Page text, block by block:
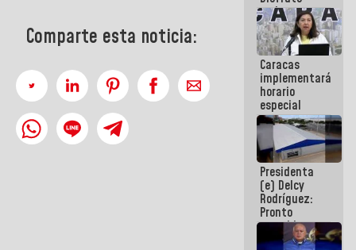
Comparte esta noticia:
cada vez
que escribes
porque lo
que haces
es
embarrarla
Caracas
implementará
horario
especial
para
adaptarse
al plan de
ahorro
energético
Presidenta
(e) Delcy
Rodríguez:
Pronto
restableceremos
las